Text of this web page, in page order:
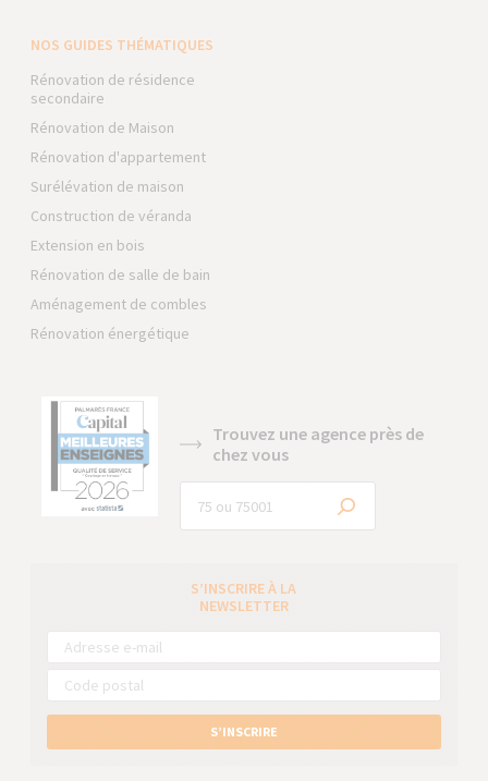
NOS GUIDES THÉMATIQUES
Rénovation de résidence
secondaire
Rénovation de Maison
Rénovation d'appartement
Surélévation de maison
Construction de véranda
Extension en bois
Rénovation de salle de bain
Aménagement de combles
Rénovation énergétique
Trouvez une agence près de
chez vous
S’INSCRIRE À LA
NEWSLETTER
S’INSCRIRE